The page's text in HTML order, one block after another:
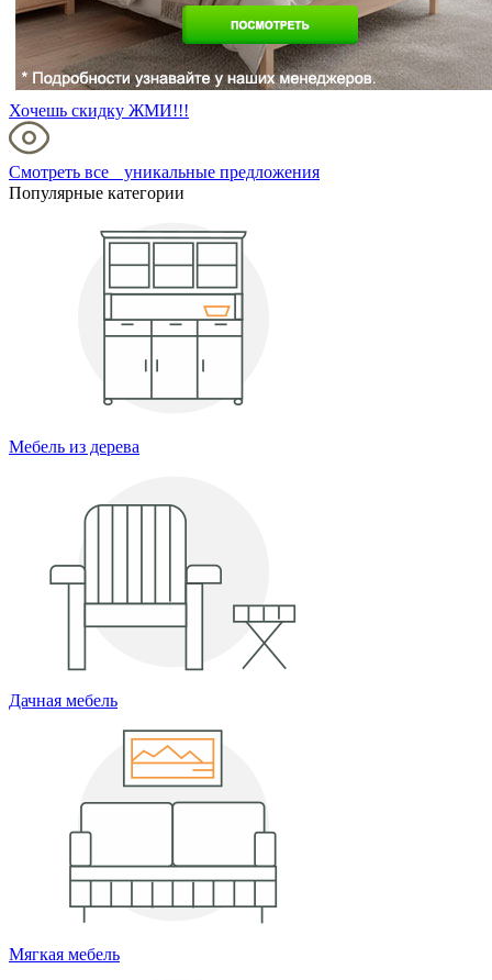
Хочешь скидку ЖМИ!!!
Смотреть все уникальные предложения
Популярные категории
Мебель из дерева
Дачная мебель
Мягкая мебель